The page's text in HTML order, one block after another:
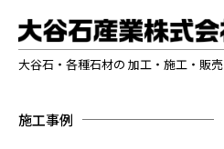
大谷石・各種石材の 加工・施工・販売
施工事例